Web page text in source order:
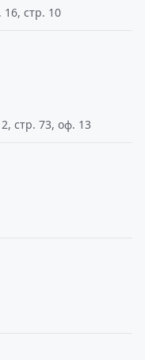
стр. 10
стр. 73, оф. 13